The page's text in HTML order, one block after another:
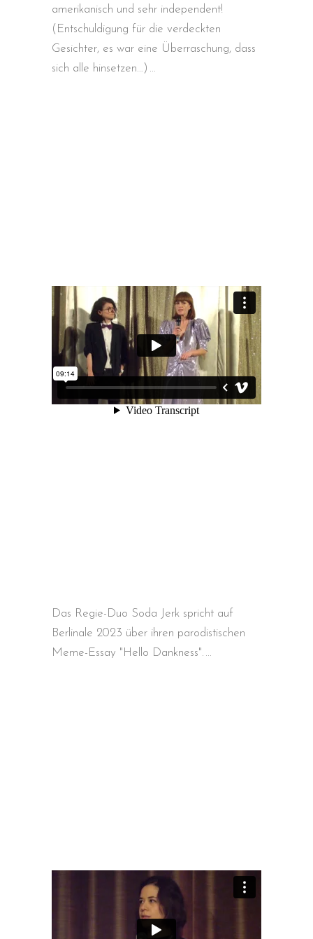
amerikanisch und sehr independent!
(Entschuldigung für die verdeckten
Gesichter, es war eine Überraschung, dass
sich alle hinsetzen…)
Das Regie-Duo Soda Jerk spricht auf
Berlinale 2023 über ihren parodistischen
Meme-Essay "Hello Dankness".